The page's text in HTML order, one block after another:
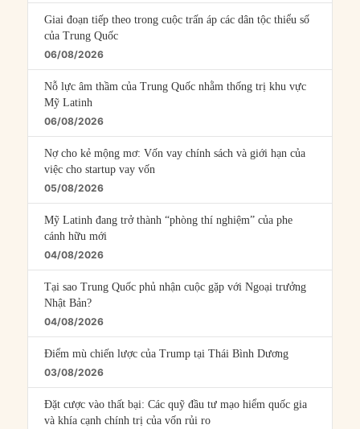
Giai đoạn tiếp theo trong cuộc trấn áp các dân tộc thiểu số
của Trung Quốc
06/08/2026
Nỗ lực âm thầm của Trung Quốc nhằm thống trị khu vực
Mỹ Latinh
06/08/2026
Nợ cho kẻ mộng mơ: Vốn vay chính sách và giới hạn của
việc cho startup vay vốn
05/08/2026
Mỹ Latinh đang trở thành “phòng thí nghiệm” của phe
cánh hữu mới
04/08/2026
Tại sao Trung Quốc phủ nhận cuộc gặp với Ngoại trưởng
Nhật Bản?
04/08/2026
Điểm mù chiến lược của Trump tại Thái Bình Dương
03/08/2026
Đặt cược vào thất bại: Các quỹ đầu tư mạo hiểm quốc gia
và khía cạnh chính trị của vốn rủi ro